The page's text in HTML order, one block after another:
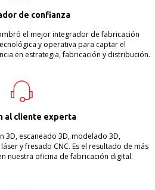
de confianza
el mejor integrador de fabricación
y operativa para captar el
en estrategia, fabricación y distribución.
al cliente experta
3D, escaneado 3D, modelado 3D,
y fresado CNC. Es el resultado de más
nuestra oficina de fabricación digital.